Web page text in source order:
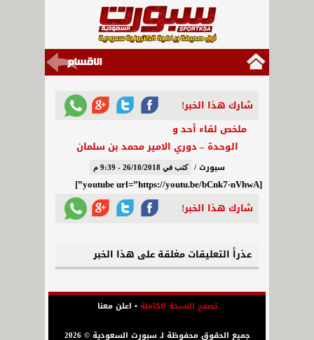
شارك هذا الخبر!
ملخص لقاء أحد و
الوحدة – دوري الامير محمد بن سلمان
سبورت / كتب في 26/10/2018 - 9:39 م
[youtube url=”https://youtu.be/bCnk7-nVhwA”]
شارك هذا الخبر!
عذراً التعليقات مغلقة على هذا الخبر
تصفح النسخة الكاملة• اعلن معنا
جميع الحقوق محفوظة لـ سبورت السعودية © 2026